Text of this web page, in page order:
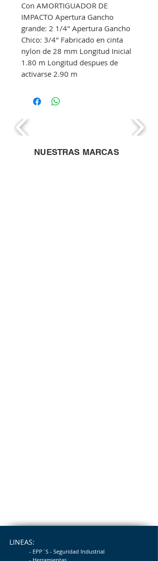
Con AMORTIGUADOR DE
IMPACTO Apertura Gancho
grande: 2 1/4" Apertura Gancho
Chico: 3/4" Fabricado en cinta
nylon de 28 mm Longitud Inicial
1.80 m Longitud despues de
activarse 2.90 m
NUESTRAS MARCAS
LINEAS:
- EPP´S - Seguridad Industrial